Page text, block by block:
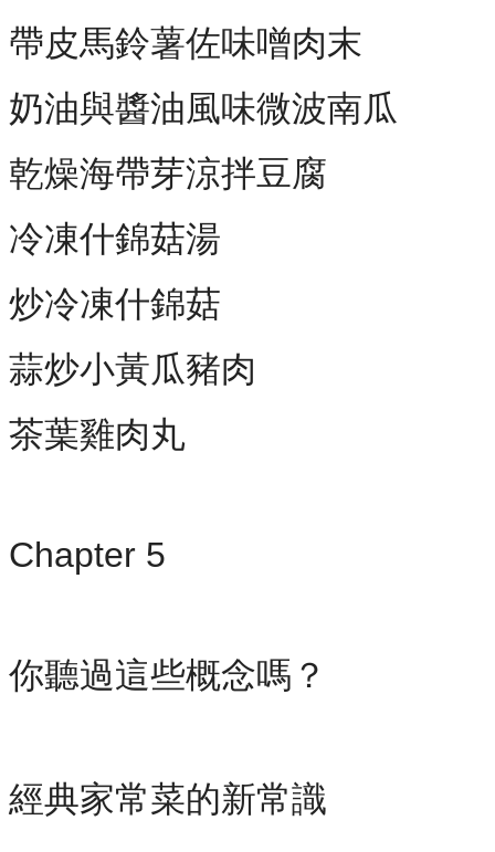
帶皮馬鈴薯佐味噌肉末
奶油與醬油風味微波南瓜
乾燥海帶芽涼拌豆腐
冷凍什錦菇湯
炒冷凍什錦菇
蒜炒小黃瓜豬肉
茶葉雞肉丸
Chapter 5
你聽過這些概念嗎？
經典家常菜的新常識